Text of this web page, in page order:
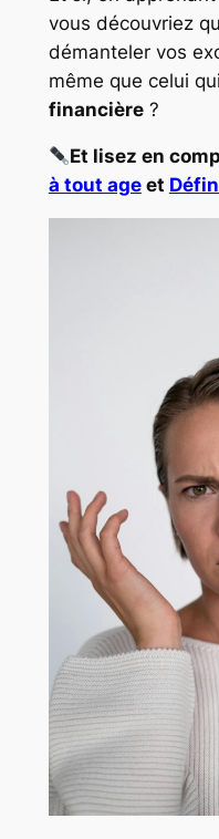
vous découvriez
démanteler vos
même que celui
financière?
Et lisez en
à tout ageet